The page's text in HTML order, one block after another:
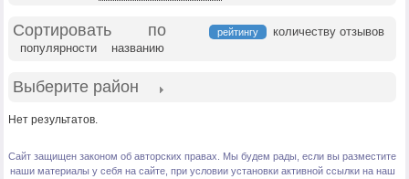
Сортировать по рейтингу
количеству отзывов
популярности
названию
Выберите район
Нет результатов.
Сайт защищен законом об авторских правах. Мы будем рады, если вы разместите
наши материалы у себя на сайте, при условии установки активной ссылки на наш